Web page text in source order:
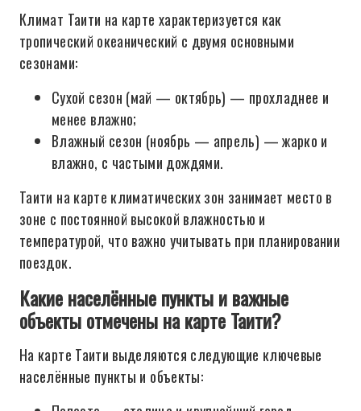
Климат Таити на карте характеризуется как
тропический океанический с двумя основными
сезонами:
Сухой сезон (май — октябрь) — прохладнее и
менее влажно;
Влажный сезон (ноябрь — апрель) — жарко и
влажно, с частыми дождями.
Таити на карте климатических зон занимает место в
зоне с постоянной высокой влажностью и
температурой, что важно учитывать при планировании
поездок.
Какие населённые пункты и важные
объекты отмечены на карте Таити?
На карте Таити выделяются следующие ключевые
населённые пункты и объекты: